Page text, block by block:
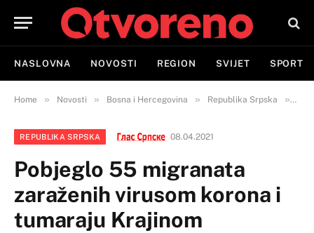
NASLOVNA NOVOSTI REGION SVIJET SPORT
Home » Novosti » Bosna i Hercegovina » Republika Srpska »
REPUBLIKA SRPSKA 08.04.2021
Pobjeglo 55 migranata
zaraženih virusom korona i
tumaraju Krajinom